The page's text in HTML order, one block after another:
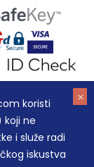
koristi
koji ne
i služe radi
iskustva
BEOGRAD
20337524